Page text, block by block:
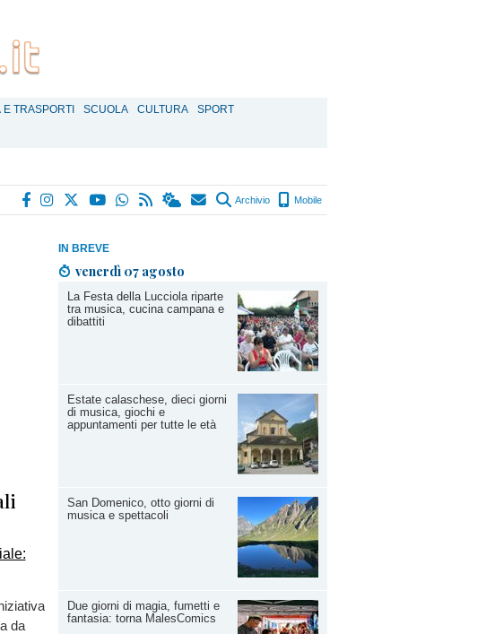
TRASPORTI SCUOLA CULTURA
SPORT
Archivio Mobile
IN BREVE
venerdì 07 agosto
La Festa della Lucciola riparte
tra musica, cucina campana e
dibattiti
Estate calaschese, dieci giorni
di musica, giochi e
appuntamenti per tutte le età
San Domenico, otto giorni di
musica e spettacoli
Due giorni di magia, fumetti e
fantasia: torna MalesComics
da